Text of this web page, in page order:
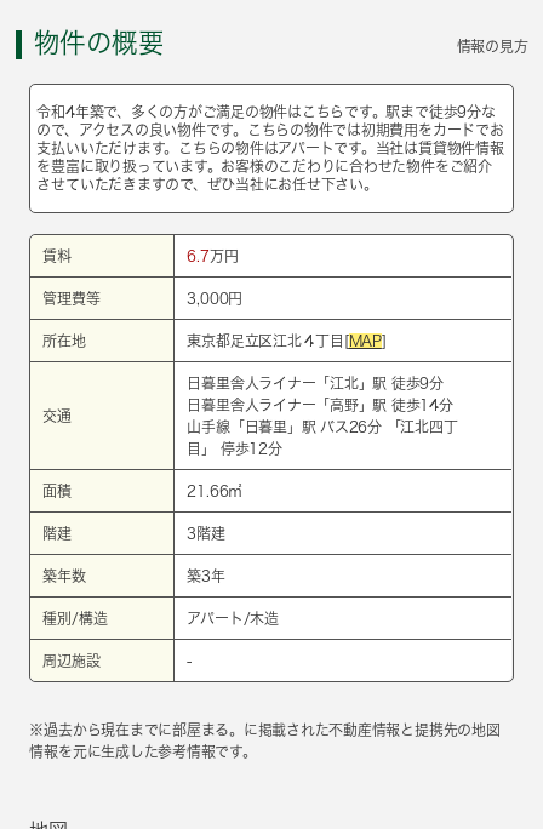
物件の概要 情報の見方
令和4年築で、多くの方がご満足の物件はこちらです。駅まで徒歩9分な
ので、アクセスの良い物件です。こちらの物件では初期費用をカードでお
支払いいただけます。こちらの物件はアパートです。当社は賃貸物件情報
を豊富に取り扱っています。お客様のこだわりに合わせた物件をご紹介
させていただきますので、ぜひ当社にお任せ下さい。
賃料 6.7 万円
管理費等 3,000円
所在地 東京都足立区江北４丁目[ MAP]
交通
日暮里舎人ライナー 「江北」駅 徒歩9分
日暮里舎人ライナー 「 高野」駅 徒歩14分
山手線 「 日暮里 」駅 バス26分 「江北四丁
目」 停歩12分
面積 21.66㎡
階建 3階建
築年数 築3年
種別/構造 アパート/木造
周辺施設 -
※過去から現在までに部屋まる。に掲載された不動産情報と提携先の地図
情報を元に生成した参考情報です。